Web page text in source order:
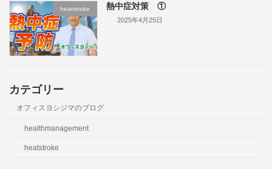
heatstroke 熱中症対策 ①
2025年4月25日
カテゴリー
オフィスヨシジマのブログ
healthmanagement
heatstroke